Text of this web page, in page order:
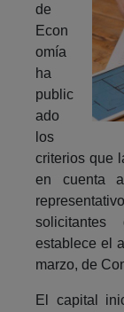
de
Econ
omía
ha
public
ado
los
criterios que
en cuenta
solicitantes
establece el
marzo, de
El capital